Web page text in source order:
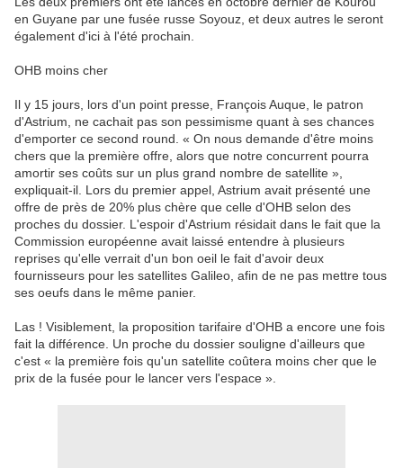
en Guyane par une fusée russe Soyouz, et deux autres le seront
également d'ici à l'été prochain.
OHB moins cher
Il y 15 jours, lors d'un point presse, François Auque, le patron
d'Astrium, ne cachait pas son pessimisme quant à ses chances
d'emporter ce second round. « On nous demande d'être moins
chers que la première offre, alors que notre concurrent pourra
amortir ses coûts sur un plus grand nombre de satellite »,
expliquait-il. Lors du premier appel, Astrium avait présenté une
offre de près de 20% plus chère que celle d'OHB selon des
proches du dossier. L'espoir d'Astrium résidait dans le fait que la
Commission européenne avait laissé entendre à plusieurs
reprises qu'elle verrait d'un bon oeil le fait d'avoir deux
fournisseurs pour les satellites Galileo, afin de ne pas mettre tous
ses oeufs dans le même panier.
Las ! Visiblement, la proposition tarifaire d'OHB a encore une fois
fait la différence. Un proche du dossier souligne d'ailleurs que
c'est « la première fois qu'un satellite coûtera moins cher que le
prix de la fusée pour le lancer vers l'espace ».